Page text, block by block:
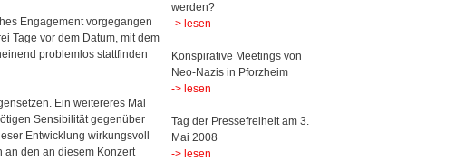
Engagement vorgegangen
Tage vor dem Datum, mit dem
problemlos stattfinden
Ein weitereres Mal
Sensibilität gegenüber
Entwicklung wirkungsvoll
an den an diesem Konzert
werden?
-> lesen
Konspirative Meetings von
Neo-Nazis in Pforzheim
-> lesen
Tag der Pressefreiheit am 3.
Mai 2008
-> lesen